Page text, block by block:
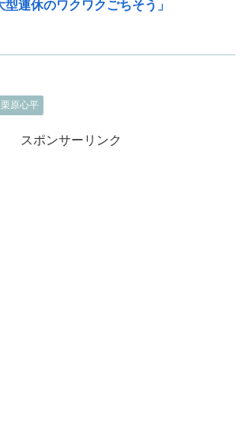
連休のワクワクごちそう」
栗原心平
スポンサーリンク